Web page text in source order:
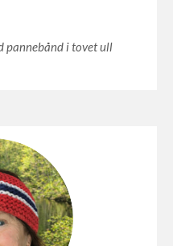
pannebånd i tovet ull